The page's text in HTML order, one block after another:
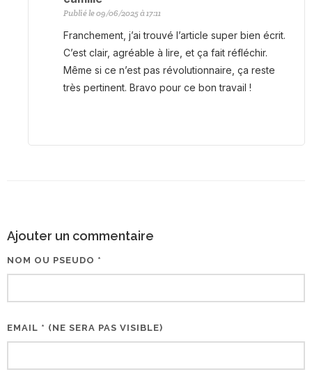
Publié le 09/06/2025 à 17:11
Franchement, j’ai trouvé l’article super bien écrit.
C’est clair, agréable à lire, et ça fait réfléchir.
Même si ce n’est pas révolutionnaire, ça reste
très pertinent. Bravo pour ce bon travail !
Ajouter un commentaire
NOM OU PSEUDO *
EMAIL * (NE SERA PAS VISIBLE)